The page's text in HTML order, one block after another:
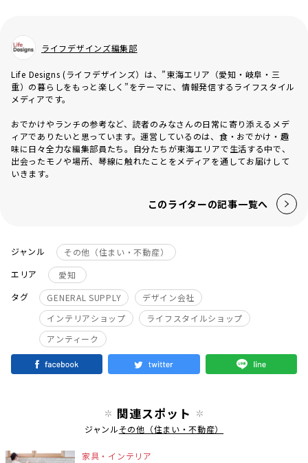
ライフデザインズ編集部
Life Designs (ライフデザインズ）は、”東海エリア（愛知・岐阜・三
重）の暮らしをもっと楽しく”をテーマに、情報発信するライフスタイル
メディアです。
おでかけやランチの参考など、読者のみなさんの日常に寄り添えるメデ
ィアでありたいと思っています。運営しているのは、食・おでかけ・趣
味に日々全力な編集部員たち。自分たちが東海エリアで生活する中で、
出会ったモノや場所、琴線に触れたことをメディアを通してお届けして
いきます。
このライターの記事一覧へ
ジャンル
その他（住まい・不動産）
エリア
愛知
タグ
GENERAL SUPPLY
デザイン会社
インテリアショップ
ライフスタイルショップ
アンティーク
関連スポット
ジャンルその他（住まい・不動産）
家具・インテリア